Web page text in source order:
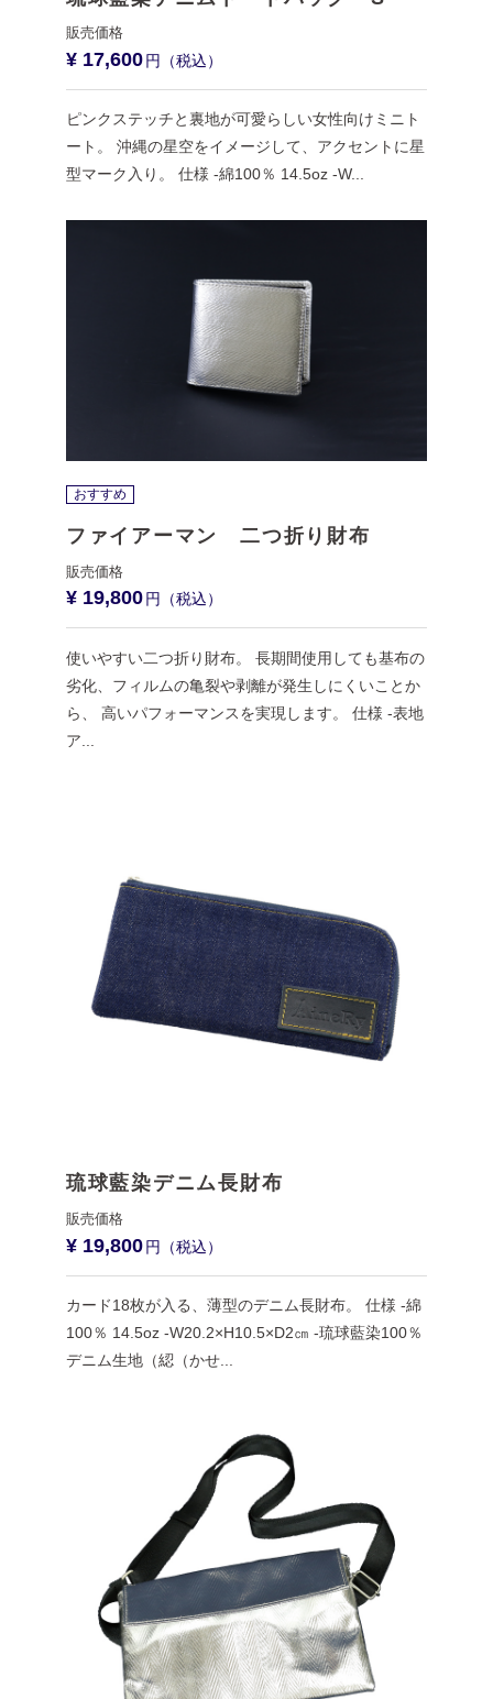
¥ 17,600
ピンクステッチと裏地が可愛らしい女性向けミニト
ート。 沖縄の星空をイメージして、アクセントに星
型マーク入り。 仕様 -綿100％ 14.5oz -W...
おすすめ
ファイアーマン 二つ折り財布
¥ 19,800
使いやすい二つ折り財布。 長期間使用しても基布の
劣化、フィルムの亀裂や剥離が発生しにくいことか
ら、 高いパフォーマンスを実現します。 仕様 -表地
ア...
琉球藍染デニム長財布
¥ 19,800
カード18枚が入る、薄型のデニム長財布。 仕様 -綿
100％ 14.5oz -W20.2×H10.5×D2㎝ -琉球藍染100％
デニム生地（綛（かせ...